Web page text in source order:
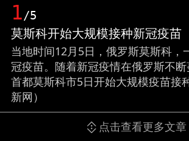
1/5
莫斯科开始大规模接种新冠疫苗
当地时间12月5日，俄罗斯莫斯科，
冠疫苗。随着新冠疫情在俄罗斯不
首都莫斯科市5日开始大规模疫苗接
新网）
点击查看更多文章